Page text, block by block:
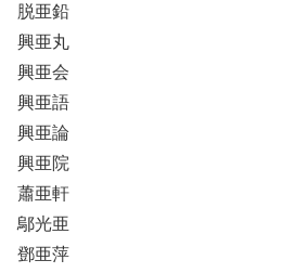
脱亜鉛
興亜丸
興亜会
興亜語
興亜論
興亜院
蕭亜軒
鄔光亜
鄧亜萍